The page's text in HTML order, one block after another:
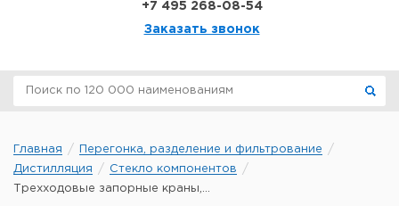
+7 495 268-08-54
Заказать звонок
Главная
Перегонка, разделение и фильтрование
Дистилляция
Стекло компонентов
Трехходовые запорные краны,...